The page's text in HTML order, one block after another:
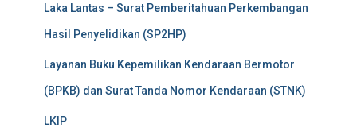
Laka Lantas – Surat Pemberitahuan Perkembangan
Hasil Penyelidikan (SP2HP)
Layanan Buku Kepemilikan Kendaraan Bermotor
(BPKB) dan Surat Tanda Nomor Kendaraan (STNK)
LKIP